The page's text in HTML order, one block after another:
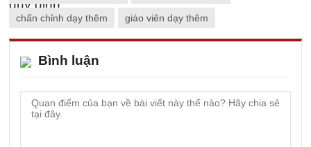
chấn chỉnh dạy thêm giáo viên dạy thêm
Bình luận